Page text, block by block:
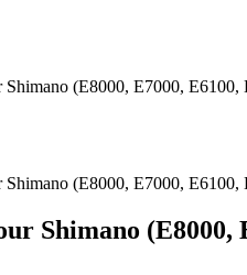
Shimano (E8000, E7000, E6100,
Shimano (E8000, E7000, E6100,
Shimano (E8000,